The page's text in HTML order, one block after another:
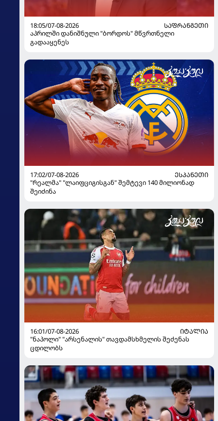
18:05/07-08-2026
ᲡᲐᲤᲠᲐᲜᲒᲔᲗᲘ
აპრილში დანიშნული "ბორდოს" მწვრთნელი
გადააყენეს
17:02/07-08-2026
ᲔᲡᲞᲐᲜᲔᲗᲘ
"რეალმა" "ლაიფციგისგან" შემტევი 140 მილიონად
შეიძინა
16:01/07-08-2026
ᲘᲢᲐᲚᲘᲐ
"ნაპოლი" "არსენალის" თავდამსხმელის შეძენას
ცდილობს